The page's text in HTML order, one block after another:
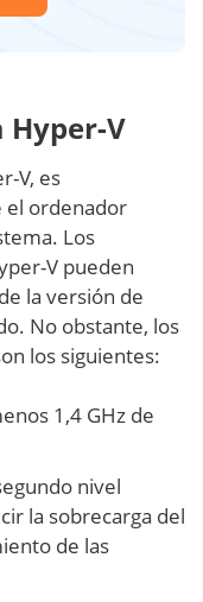
Hyper-V
V, es
el ordenador
Los
V pueden
la versión de
No obstante, los
los siguientes:
1,4 GHz de
nivel
la sobrecarga del
de las